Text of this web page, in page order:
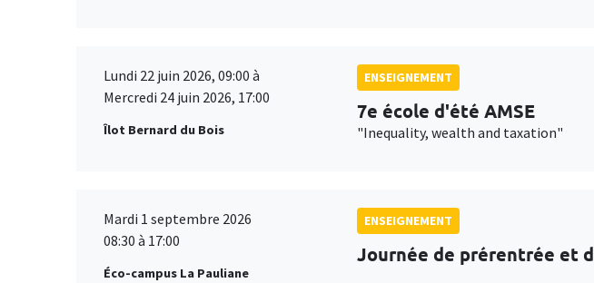
Lundi 22 juin 2026, 09:00 à
Mercredi 24 juin 2026, 17:00
Îlot Bernard du Bois
ENSEIGNEMENT
7e école d'été AMSE
"Inequality, wealth and taxation"
Mardi 1 septembre 2026
08:30 à 17:00
Éco-campus La Pauliane
ENSEIGNEMENT
Journée de prérentrée et